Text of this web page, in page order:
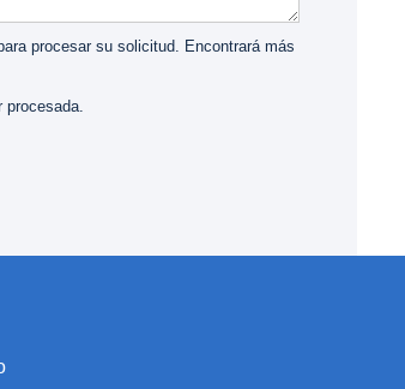
procesar su solicitud. Encontrará más
procesada.